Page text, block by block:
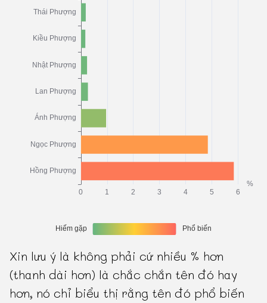
Xin lưu ý là không phải cứ nhiều % hơn
(thanh dài hơn) là chắc chắn tên đó hay
hơn, nó chỉ biểu thị rằng tên đó phổ biến